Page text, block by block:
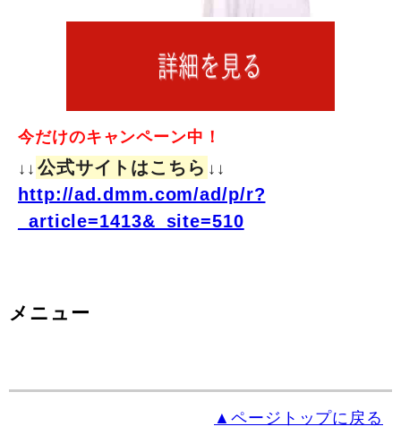
今だけのキャンペーン中！
↓↓ 公式サイトはこちら ↓↓
http://ad.dmm.com/ad/p/r?
_article=1413&_site=510
メニュー
▲ページトップに戻る